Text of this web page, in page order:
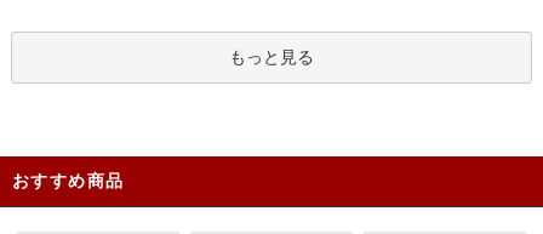
もっと見る
おすすめ商品